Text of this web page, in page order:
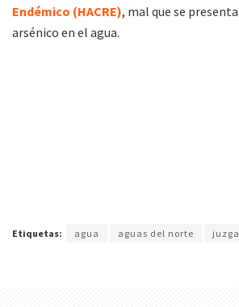
Endémico (HACRE), mal que se
arsénico en el agua.
Etiquetas: agua aguas del norte